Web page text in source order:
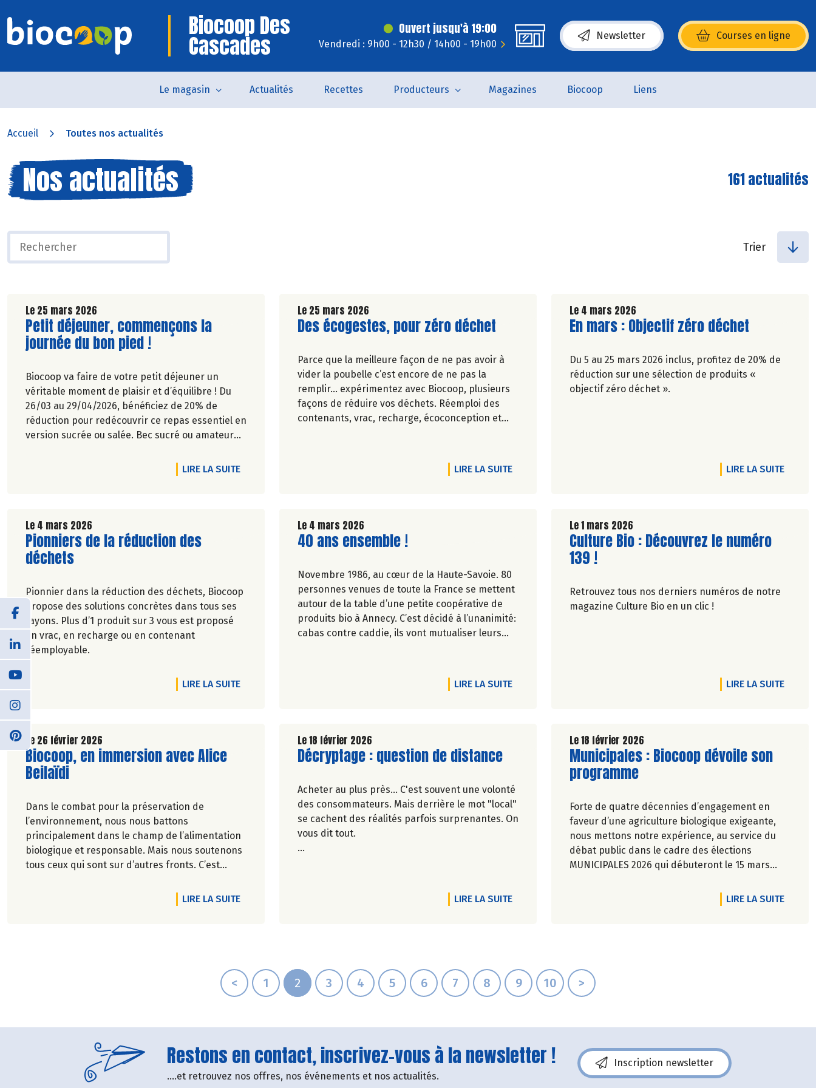
Biocoop Des
Cascades
Ouvert jusqu'à 19:00
Vendredi : 9h00 - 12h30 / 14h00 - 19h00
Newsletter Courses en ligne
(s’ouvre dans une nouvelle fenêtre)
Le magasin Actualités Recettes Producteurs Magazines Biocoop Liens
Accueil Toutes nos actualités
Nos actualités 161 actualités
Trier
Le 25 mars 2026
Lire la suite de l'article
Petit déjeuner, commençons la
journée du bon pied !
Biocoop va faire de votre petit déjeuner un
véritable moment de plaisir et d’équilibre ! Du
26/03 au 29/04/2026, bénéficiez de 20% de
réduction pour redécouvrir ce repas essentiel en
version sucrée ou salée. Bec sucré ou amateur
répondons à toutes les envies et tous les modes
de vie. Du choix, du goût, de la qualité… pour
LIRE LA SUITEDE L'ARTICLE PETIT DÉJEUNER, COMMENÇONS LA JOURNÉE DU BON PIED !
Le 25 mars 2026
Lire la suite de l'article
Des écogestes, pour zéro déchet
Parce que la meilleure façon de ne pas avoir à
vider la poubelle c’est encore de ne pas la
remplir… expérimentez avec Biocoop, plusieurs
façons de réduire vos déchets. Réemploi des
contenants, vrac, recharge, écoconception et
En avril, plein phare sur 4 produits qui ont dit
LIRE LA SUITEDE L'ARTICLE DES ÉCOGESTES, POUR ZÉRO DÉCHET
Le 4 mars 2026
Lire la suite de l'article
En mars : Objectif zéro déchet
Du 5 au 25 mars 2026 inclus, profitez de 20% de
réduction sur une sélection de produits «
objectif zéro déchet ».
LIRE LA SUITEDE
Le 4 mars 2026
Lire la suite de l'article
Pionniers de la réduction des
déchets
Pionnier dans la réduction des déchets, Biocoop
propose des solutions concrètes dans tous ses
rayons. Plus d’1 produit sur 3 vous est proposé
en vrac, en recharge ou en contenant
réemployable.
LIRE LA SUITEDE L'ARTICLE PIONNIERS DE LA RÉDUCTION DES DÉCHETS
Le 4 mars 2026
Lire la suite de l'article
40 ans ensemble !
Novembre 1986, au cœur de la Haute-Savoie. 80
personnes venues de toute la France se mettent
autour de la table d’une petite coopérative de
produits bio à Annecy. C’est décidé à l’unanimité:
cabas contre caddie, ils vont mutualiser leurs
LIRE LA SUITEDE L'ARTICLE 40 ANS ENSEMBLE !
Le 1 mars 2026
Lire la suite de l'article
Culture Bio : Découvrez le numéro
139 !
Retrouvez tous nos derniers numéros de notre
magazine Culture Bio en un clic !
LIRE LA SUITEDE
Le 26 février 2026
Lire la suite de l'article
Biocoop, en immersion avec Alice
Beilaïdi
Dans le combat pour la préservation de
l’environnement, nous nous battons
principalement dans le champ de l’alimentation
biologique et responsable. Mais nous soutenons
tous ceux qui sont sur d’autres fronts. C’est
nouvelle fois son soutien à la série
documentaireImmersion : une aventure
LIRE LA SUITEDE L'ARTICLE BIOCOOP, EN IMMERSION AVEC ALICE BEILAÏDI
Le 18 février 2026
Lire la suite de l'article
Décryptage : question de distance
Acheter au plus près... C'est souvent une volonté
des consommateurs. Mais derrière le mot "local"
se cachent des réalités parfois surprenantes. On
vous dit tout.
LIRE LA SUITEDE L'ARTICLE DÉCRYPTAGE : QUESTION DE DISTANCE
Le 18 février 2026
Lire la suite de l'article
Municipales : Biocoop dévoile son
programme
Forte de quatre décennies d’engagement en
faveur d’une agriculture biologique exigeante,
nous mettons notre expérience, au service du
débat public dans le cadre des élections
MUNICIPALES 2026 qui débuteront le 15 mars
transition écologique et alimentaire durable.
LIRE LA SUITEDE
< 1 2 3 4 5 6 7 8 9 10 >
Restons en contact, inscrivez-vous à la newsletter !
....et retrouvez nos offres, nos événements et nos actualités.
Inscription newsletter